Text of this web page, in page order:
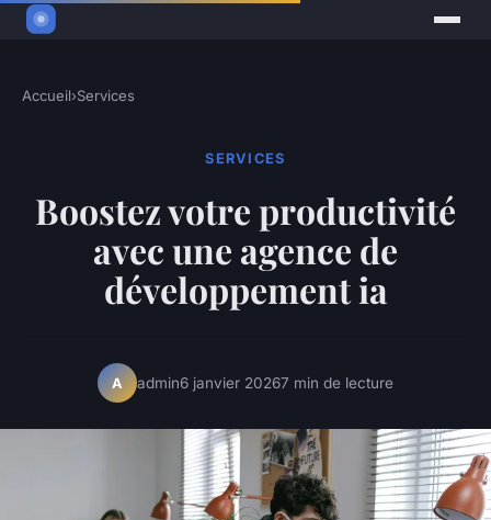
Accueil›Services
SERVICES
Boostez votre productivité
avec une agence de
développement ia
A admin6 janvier 20267 min de lecture